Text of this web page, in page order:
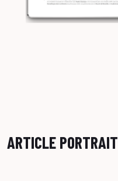
ARTICLE PORTRAIT